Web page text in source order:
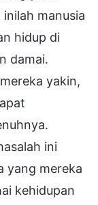
manusia
hidup di
damai.
yakin,
ini
yang mereka
kehidupan